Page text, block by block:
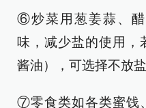
⑥炒菜用葱姜蒜、
味，减少盐的使用，
酱油），可选择不放盐
⑦零食类如各类蜜饯